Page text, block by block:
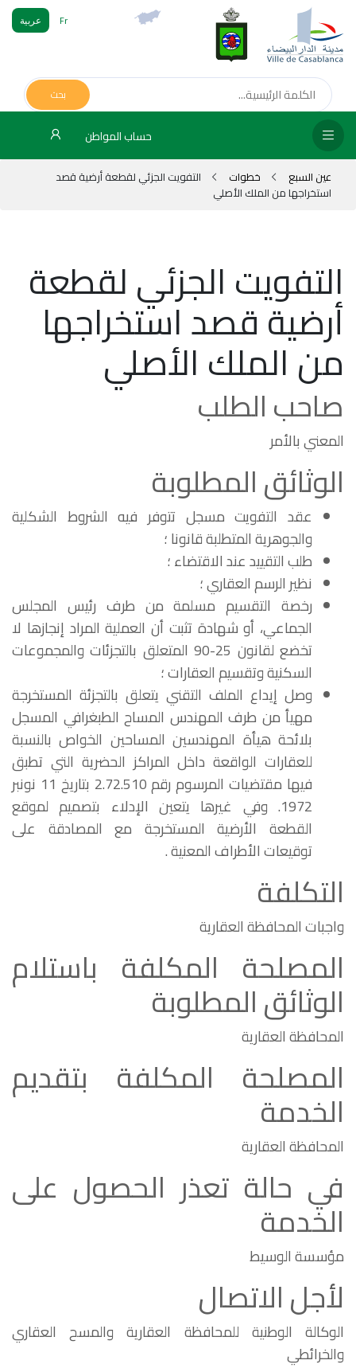
Fr عربية
بحث
حساب المواطن
عين السبع خطوات
التفويت الجزئي لقطعة أرضية قصد
استخراجها من الملك الأصلي
التفويت الجزئي لقطعة
أرضية قصد استخراجها
من الملك الأصلي
صاحب الطلب
المعني بالأمر
الوثائق المطلوبة
عقد التفويت مسجل تتوفر فيه الشروط الشكلية
والجوهرية المتطلبة قانونا ؛
طلب التقييد عند الاقتضاء ؛
نظير الرسم العقاري ؛
رخصة التقسيم مسلمة من طرف رئيس المجلس
الجماعي، أو شهادة تثبت أن العملية المراد إنجازها لا
تخضع لقانون 25-90 المتعلق بالتجزئات والمجموعات
السكنية وتقسيم العقارات ؛
وصل إيداع الملف التقني يتعلق بالتجزئة المستخرجة
مهيأ من طرف المهندس المساح الطبغرافي المسجل
بلائحة هيأة المهندسين المساحين الخواص بالنسبة
للعقارات الواقعة داخل المراكز الحضرية التي تطبق
فيها مقتضيات المرسوم رقم 2.72.510 بتاريخ 11 نونبر
1972. وفي غيرها يتعين الإدلاء بتصميم لموقع
القطعة الأرضية المستخرجة مع المصادقة على
توقيعات الأطراف المعنية .
التكلفة
واجبات المحافظة العقارية
المصلحة المكلفة باستلام
الوثائق المطلوبة
المحافظة العقارية
المصلحة المكلفة بتقديم
الخدمة
المحافظة العقارية
في حالة تعذر الحصول على
الخدمة
مؤسسة الوسيط
لأجل الاتصال
الوكالة الوطنية للمحافظة العقارية والمسح العقاري
والخرائطي